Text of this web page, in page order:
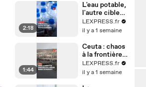
2:18
L'eau potable,
l'autre cible
des frappes
iraniennes
LEXPRESS.fr
il y a 1 semaine
1:44
Ceuta : chaos
à la frontière
après l’arrivée
massive de
LEXPRESS.fr
il y a 1 semaine